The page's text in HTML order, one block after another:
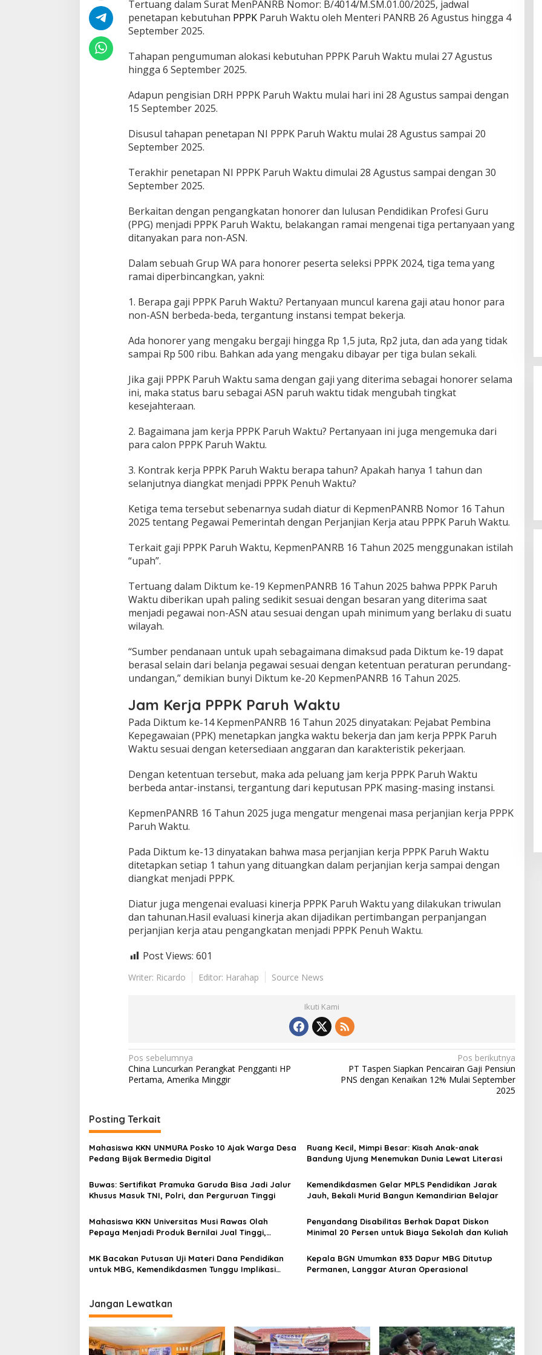
Tertuang dalam Surat MenPANRB Nomor: B/4014/M.SM.01.00/2025, jadwal
penetapan kebutuhan PPPKParuh Waktu oleh Menteri PANRB 26 Agustus hingga 4
September 2025.
Tahapan pengumuman alokasi kebutuhan PPPK Paruh Waktu mulai 27 Agustus
hingga 6 September 2025.
Adapun pengisian DRH PPPK Paruh Waktu mulai hari ini 28 Agustus sampai dengan
15 September 2025.
Disusul tahapan penetapan NI PPPK Paruh Waktu mulai 28 Agustus sampai 20
September 2025.
Terakhir penetapan NI PPPK Paruh Waktu dimulai 28 Agustus sampai dengan 30
September 2025.
Berkaitan dengan pengangkatan honorer dan lulusan Pendidikan Profesi Guru
(PPG) menjadi PPPK Paruh Waktu, belakangan ramai mengenai tiga pertanyaan yang
ditanyakan para non-ASN.
Dalam sebuah Grup WA para honorer peserta seleksi PPPK 2024, tiga tema yang
ramai diperbincangkan, yakni:
1. Berapa gaji PPPK Paruh Waktu? Pertanyaan muncul karena gaji atau honor para
non-ASN berbeda-beda, tergantung instansi tempat bekerja.
Ada honorer yang mengaku bergaji hingga Rp 1,5 juta, Rp2 juta, dan ada yang tidak
sampai Rp 500 ribu. Bahkan ada yang mengaku dibayar per tiga bulan sekali.
Jika gaji PPPK Paruh Waktu sama dengan gaji yang diterima sebagai honorer selama
ini, maka status baru sebagai ASN paruh waktu tidak mengubah tingkat
kesejahteraan.
2. Bagaimana jam kerja PPPK Paruh Waktu? Pertanyaan ini juga mengemuka dari
para calon PPPK Paruh Waktu.
3. Kontrak kerja PPPK Paruh Waktu berapa tahun? Apakah hanya 1 tahun dan
selanjutnya diangkat menjadi PPPK Penuh Waktu?
Ketiga tema tersebut sebenarnya sudah diatur di KepmenPANRB Nomor 16 Tahun
2025 tentang Pegawai Pemerintah dengan Perjanjian Kerja atau PPPK Paruh Waktu.
Terkait gaji PPPK Paruh Waktu, KepmenPANRB 16 Tahun 2025 menggunakan istilah
“upah”.
Tertuang dalam Diktum ke-19 KepmenPANRB 16 Tahun 2025 bahwa PPPK Paruh
Waktu diberikan upah paling sedikit sesuai dengan besaran yang diterima saat
menjadi pegawai non-ASN atau sesuai dengan upah minimum yang berlaku di suatu
wilayah.
“Sumber pendanaan untuk upah sebagaimana dimaksud pada Diktum ke-19 dapat
berasal selain dari belanja pegawai sesuai dengan ketentuan peraturan perundang-
undangan,” demikian bunyi Diktum ke-20 KepmenPANRB 16 Tahun 2025.
Jam Kerja PPPK Paruh Waktu
Pada Diktum ke-14 KepmenPANRB 16 Tahun 2025 dinyatakan: Pejabat Pembina
Kepegawaian (PPK) menetapkan jangka waktu bekerja dan jam kerja PPPK Paruh
Waktu sesuai dengan ketersediaan anggaran dan karakteristik pekerjaan.
Dengan ketentuan tersebut, maka ada peluang jam kerja PPPK Paruh Waktu
berbeda antar-instansi, tergantung dari keputusan PPK masing-masing instansi.
KepmenPANRB 16 Tahun 2025 juga mengatur mengenai masa perjanjian kerja PPPK
Paruh Waktu.
Pada Diktum ke-13 dinyatakan bahwa masa perjanjian kerja PPPK Paruh Waktu
ditetapkan setiap 1 tahun yang dituangkan dalam perjanjian kerja sampai dengan
diangkat menjadi PPPK.
Diatur juga mengenai evaluasi kinerja PPPK Paruh Waktu yang dilakukan triwulan
dan tahunan.Hasil evaluasi kinerja akan dijadikan pertimbangan perpanjangan
perjanjian kerja atau pengangkatan menjadi PPPK Penuh Waktu.
Post Views: 601
Writer: Ricardo Editor: Harahap Source News
Ikuti Kami
N
a
i
g
a
s
i
p
s
Pos sebelumnya
China Luncurkan Perangkat Pengganti HP
Pertama, Amerika Minggir
Pos berikutnya
PT Taspen Siapkan Pencairan Gaji Pensiun
PNS dengan Kenaikan 12% Mulai September
2025
Posting Terkait
Mahasiswa KKN UNMURA Posko 10 Ajak Warga Desa
Pedang Bijak Bermedia Digital
Ruang Kecil, Mimpi Besar: Kisah Anak-anak
Bandung Ujung Menemukan Dunia Lewat Literasi
Buwas: Sertifikat Pramuka Garuda Bisa Jadi Jalur
Khusus Masuk TNI, Polri, dan Perguruan Tinggi
Kemendikdasmen Gelar MPLS Pendidikan Jarak
Jauh, Bekali Murid Bangun Kemandirian Belajar
Mahasiswa KKN Universitas Musi Rawas Olah
Pepaya Menjadi Produk Bernilai Jual Tinggi,
Penyandang Disabilitas Berhak Dapat Diskon
Minimal 20 Persen untuk Biaya Sekolah dan Kuliah
MK Bacakan Putusan Uji Materi Dana Pendidikan
untuk MBG, Kemendikdasmen Tunggu Implikasi
Kepala BGN Umumkan 833 Dapur MBG Ditutup
Permanen, Langgar Aturan Operasional
Jangan Lewatkan
Bantuan bagi Korban Kebakaran